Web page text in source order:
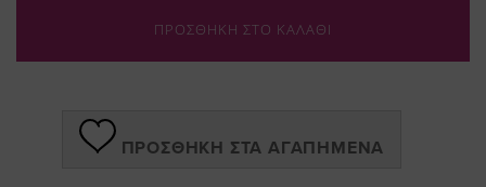
ΠΡΟΣΘΗΚΗ ΣΤΟ ΚΑΛΑΘΙ
ΠΡΟΣΘΉΚΗ ΣΤΑ ΑΓΑΠΗΜΈΝΑ